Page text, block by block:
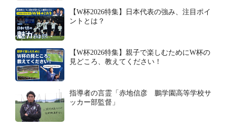
【W杯2026特集】日本代表の強み、注目ポイ
ントとは？
【W杯2026特集】親子で楽しむためにW杯の
見どころ、教えてください！
指導者の言霊「赤地信彦 鵬学園高等学校サ
ッカー部監督」